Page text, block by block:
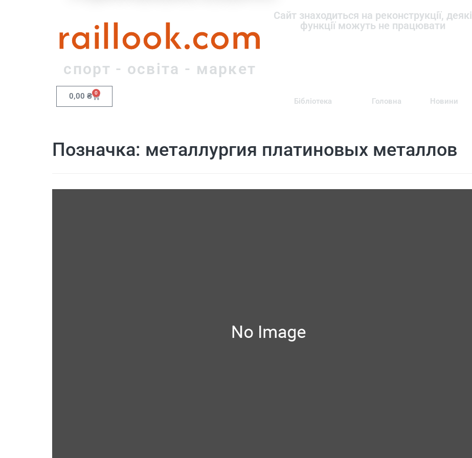
raillook.com
спорт - освіта - маркет
Сайт знаходиться на реконструкції, деякі
функції можуть не працювати
0,00 ₴ 0
Бібліотека Головна Новини
Позначка: металлургия платиновых металлов